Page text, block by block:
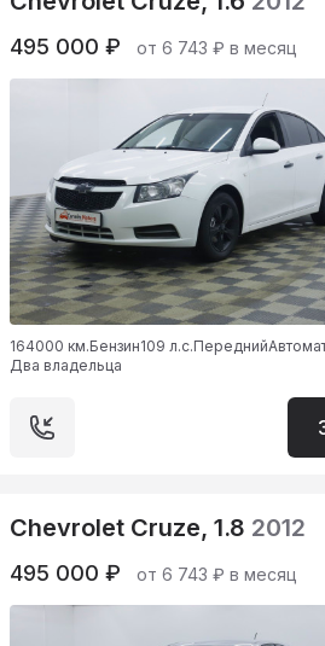
495 000 ₽ от 6 743 ₽ в месяц
164000 км.Бензин109 л.с.Передний
Два владельца
Chevrolet Cruze, 1.8 2012
495 000 ₽ от 6 743 ₽ в месяц